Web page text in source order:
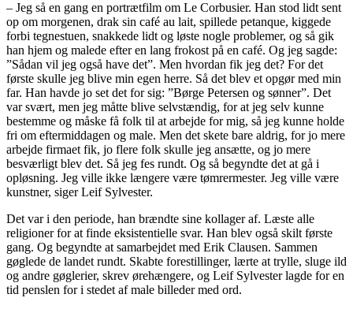
– Jeg så en gang en portrætfilm om Le Corbusier. Han stod lidt sent
op om morgenen, drak sin café au lait, spillede petanque, kiggede
forbi tegnestuen, snakkede lidt og løste nogle problemer, og så gik
han hjem og malede efter en lang frokost på en café. Og jeg sagde:
”Sådan vil jeg også have det”. Men hvordan fik jeg det? For det
første skulle jeg blive min egen herre. Så det blev et opgør med min
far. Han havde jo set det for sig: ”Børge Petersen og sønner”. Det
var svært, men jeg måtte blive selvstændig, for at jeg selv kunne
bestemme og måske få folk til at arbejde for mig, så jeg kunne holde
fri om eftermiddagen og male. Men det skete bare aldrig, for jo mere
arbejde firmaet fik, jo flere folk skulle jeg ansætte, og jo mere
besværligt blev det. Så jeg fes rundt. Og så begyndte det at gå i
opløsning. Jeg ville ikke længere være tømrermester. Jeg ville være
kunstner, siger Leif Sylvester.
Det var i den periode, han brændte sine kollager af. Læste alle
religioner for at finde eksistentielle svar. Han blev også skilt første
gang. Og begyndte at samarbejdet med Erik Clausen. Sammen
gøglede de landet rundt. Skabte forestillinger, lærte at trylle, sluge ild
og andre gøglerier, skrev ørehængere, og Leif Sylvester lagde for en
tid penslen for i stedet af male billeder med ord.